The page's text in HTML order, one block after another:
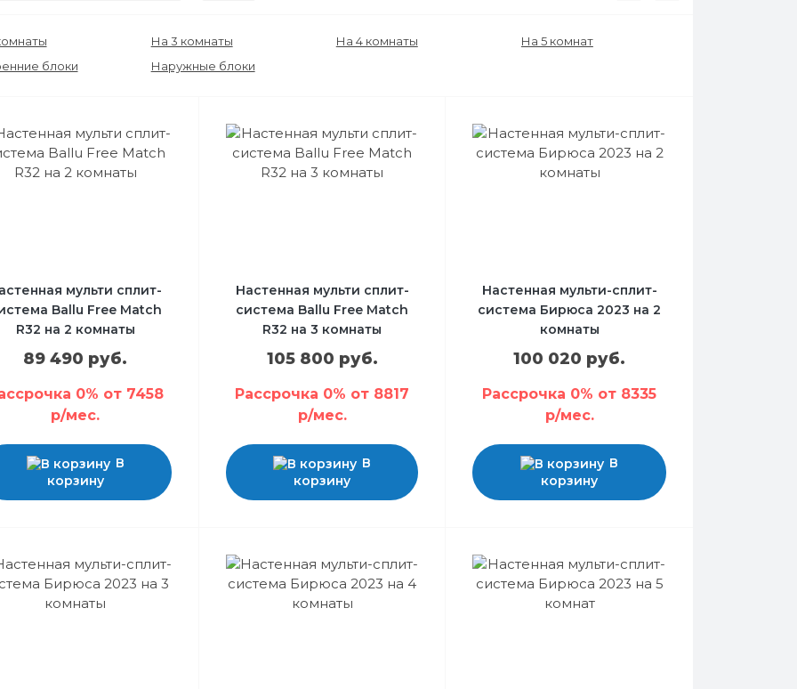
На 3 комнаты На 4 комнаты
На 5 комнат
блоки
Наружные блоки
мульти сплит-
Ballu Free Match
R32 на 2 комнаты
89 490 руб.
0% от 7458
р/мес.
В
корзину
Настенная мульти сплит-
система Ballu Free Match
R32 на 3 комнаты
105 800 руб.
Рассрочка 0% от 8817
р/мес.
В
корзину
Настенная мульти-сплит-
система Бирюса 2023 на 2
комнаты
100 020 руб.
Рассрочка 0% от 8335
р/мес.
В
корзину